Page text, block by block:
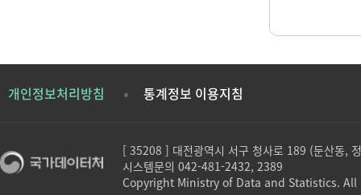
개인정보처리방침 통계정보 이용지침
[ 35208 ] 대전광역시 서구 청사로 189 (둔산동,
시스템문의 042-481-2432, 2389
Copyright Ministry of Data and Statistics.